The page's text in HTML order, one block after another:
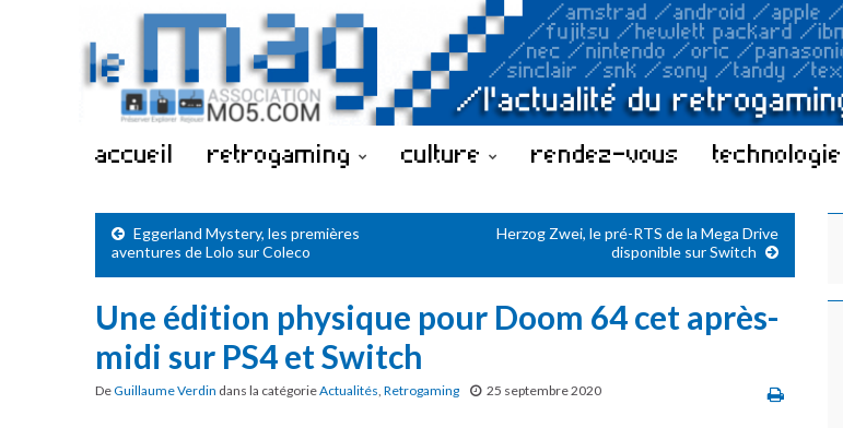
accueil retrogaming culture rendez-vous technologie
Eggerland Mystery, les premières
aventures de Lolo sur Coleco
Herzog Zwei, le pré-RTS de la Mega Drive
disponible sur Switch
Une édition physique pour Doom 64 cet après-
midi sur PS4 et Switch
DeGuillaume Verdin dans la catégorieActualités, Retrogaming 25 septembre 2020